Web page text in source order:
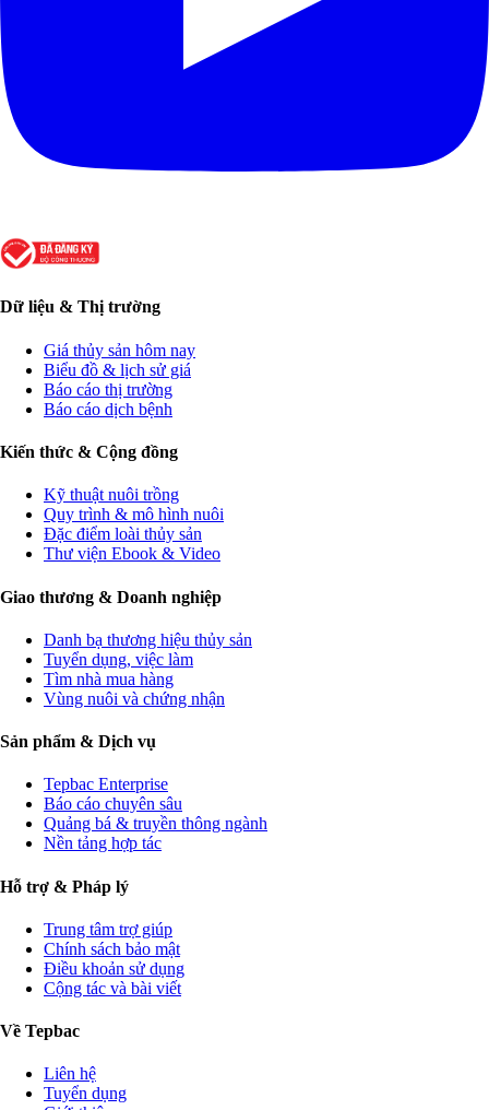
Dữ liệu & Thị trường
Giá thủy sản hôm nay
Biểu đồ & lịch sử giá
Báo cáo thị trường
Báo cáo dịch bệnh
Kiến thức & Cộng đồng
Kỹ thuật nuôi trồng
Quy trình & mô hình nuôi
Đặc điểm loài thủy sản
Thư viện Ebook & Video
Giao thương & Doanh nghiệp
Danh bạ thương hiệu thủy sản
Tuyển dụng, việc làm
Tìm nhà mua hàng
Vùng nuôi và chứng nhận
Sản phẩm & Dịch vụ
Tepbac Enterprise
Báo cáo chuyên sâu
Quảng bá & truyền thông ngành
Nền tảng hợp tác
Hỗ trợ & Pháp lý
Trung tâm trợ giúp
Chính sách bảo mật
Điều khoản sử dụng
Cộng tác và bài viết
Về Tepbac
Liên hệ
Tuyển dụng